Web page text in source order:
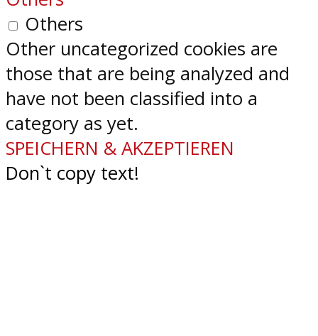
Others
Other uncategorized cookies are
those that are being analyzed and
have not been classified into a
category as yet.
SPEICHERN & AKZEPTIEREN
Don`t copy text!